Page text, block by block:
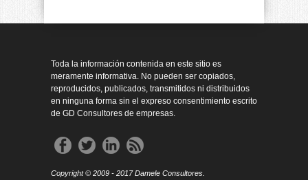
Toda la información contenida en este sitio es
meramente informativa. No pueden ser copiados,
reproducidos, publicados, transmitidos ni distribuidos
en ninguna forma sin el expreso consentimiento escrito
de GD Consultores de empresas.
Copyright © 2009 - 2017 Damele Consultores.